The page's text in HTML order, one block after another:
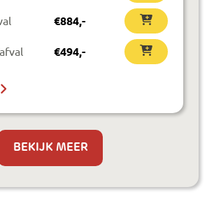
€884,-
€494,-
BEKIJK MEER